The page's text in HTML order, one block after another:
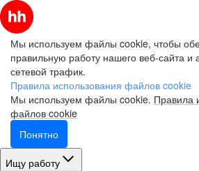
Мы используем файлы cookie, чтобы
правильную работу нашего веб-сайта и
сетевой трафик.
Правила использования файлов cookie
Мы используем файлы cookie. Правила
файлов cookie
Понятно
Ищу работу